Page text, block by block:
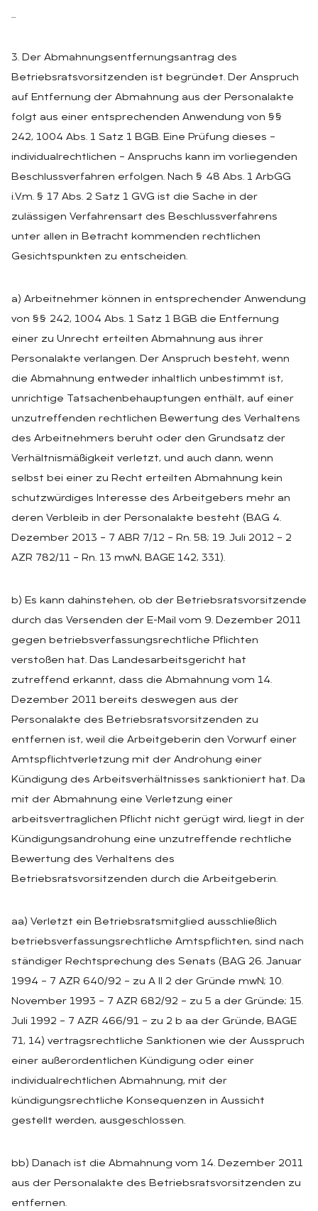
…
3. Der Abmahnungsentfernungsantrag des
Betriebsratsvorsitzenden ist begründet. Der Anspruch
auf Entfernung der Abmahnung aus der Personalakte
folgt aus einer entsprechenden Anwendung von §§
242, 1004 Abs. 1 Satz 1 BGB. Eine Prüfung dieses –
individualrechtlichen – Anspruchs kann im vorliegenden
Beschlussverfahren erfolgen. Nach § 48 Abs. 1 ArbGG
i.V.m. § 17 Abs. 2 Satz 1 GVG ist die Sache in der
zulässigen Verfahrensart des Beschlussverfahrens
unter allen in Betracht kommenden rechtlichen
Gesichtspunkten zu entscheiden.
a) Arbeitnehmer können in entsprechender Anwendung
von §§ 242, 1004 Abs. 1 Satz 1 BGB die Entfernung
einer zu Unrecht erteilten Abmahnung aus ihrer
Personalakte verlangen. Der Anspruch besteht, wenn
die Abmahnung entweder inhaltlich unbestimmt ist,
unrichtige Tatsachenbehauptungen enthält, auf einer
unzutreffenden rechtlichen Bewertung des Verhaltens
des Arbeitnehmers beruht oder den Grundsatz der
Verhältnismäßigkeit verletzt, und auch dann, wenn
selbst bei einer zu Recht erteilten Abmahnung kein
schutzwürdiges Interesse des Arbeitgebers mehr an
deren Verbleib in der Personalakte besteht (BAG 4.
Dezember 2013 – 7 ABR 7/12 – Rn. 58; 19. Juli 2012 – 2
AZR 782/11 – Rn. 13 mwN, BAGE 142, 331).
b) Es kann dahinstehen, ob der Betriebsratsvorsitzende
durch das Versenden der E-Mail vom 9. Dezember 2011
gegen betriebsverfassungsrechtliche Pflichten
verstoßen hat. Das Landesarbeitsgericht hat
zutreffend erkannt, dass die Abmahnung vom 14.
Dezember 2011 bereits deswegen aus der
Personalakte des Betriebsratsvorsitzenden zu
entfernen ist, weil die Arbeitgeberin den Vorwurf einer
Amtspflichtverletzung mit der Androhung einer
Kündigung des Arbeitsverhältnisses sanktioniert hat. Da
mit der Abmahnung eine Verletzung einer
arbeitsvertraglichen Pflicht nicht gerügt wird, liegt in der
Kündigungsandrohung eine unzutreffende rechtliche
Bewertung des Verhaltens des
Betriebsratsvorsitzenden durch die Arbeitgeberin.
aa) Verletzt ein Betriebsratsmitglied ausschließlich
betriebsverfassungsrechtliche Amtspflichten, sind nach
ständiger Rechtsprechung des Senats (BAG 26. Januar
1994 – 7 AZR 640/92 – zu A II 2 der Gründe mwN; 10.
November 1993 – 7 AZR 682/92 – zu 5 a der Gründe; 15.
Juli 1992 – 7 AZR 466/91 – zu 2 b aa der Gründe, BAGE
71, 14) vertragsrechtliche Sanktionen wie der Ausspruch
einer außerordentlichen Kündigung oder einer
individualrechtlichen Abmahnung, mit der
kündigungsrechtliche Konsequenzen in Aussicht
gestellt werden, ausgeschlossen.
bb) Danach ist die Abmahnung vom 14. Dezember 2011
aus der Personalakte des Betriebsratsvorsitzenden zu
entfernen.